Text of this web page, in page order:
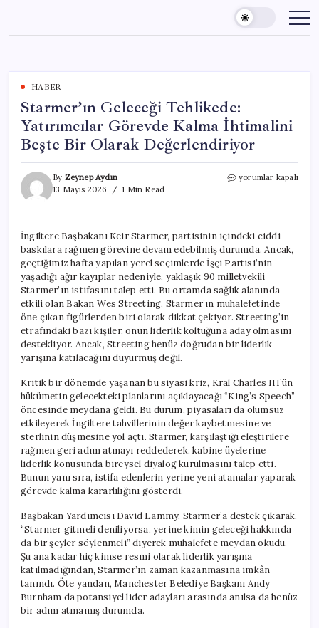
content
HABER
Starmer’ın Geleceği Tehlikede:
Yatırımcılar Görevde Kalma İhtimalini
Beşte Bir Olarak Değerlendiriyor
By Zeynep Aydın
13 Mayıs 2026
1 Min Read
Starmer’ın
Kalma
İhtimalini
Beşte
Bir
Olarak
Değerlendiriyor
için
yorumlar kapalı
İngiltere Başbakanı Keir Starmer, partisinin içindeki ciddi
baskılara rağmen görevine devam edebilmiş durumda. Ancak,
geçtiğimiz hafta yapılan yerel seçimlerde İşçi Partisi’nin
yaşadığı ağır kayıplar nedeniyle, yaklaşık 90 milletvekili
Starmer’ın istifasını talep etti. Bu ortamda sağlık alanında
etkili olan Bakan Wes Streeting, Starmer’ın muhalefetinde
öne çıkan figürlerden biri olarak dikkat çekiyor. Streeting’in
etrafındaki bazı kişiler, onun liderlik koltuğuna aday olmasını
destekliyor. Ancak, Streeting henüz doğrudan bir liderlik
yarışına katılacağını duyurmuş değil.
Kritik bir dönemde yaşanan bu siyasi kriz, Kral Charles III’ün
hükümetin gelecekteki planlarını açıklayacağı “King’s Speech”
öncesinde meydana geldi. Bu durum, piyasaları da olumsuz
etkileyerek İngiltere tahvillerinin değer kaybetmesine ve
sterlinin düşmesine yol açtı. Starmer, karşılaştığı eleştirilere
rağmen geri adım atmayı reddederek, kabine üyelerine
liderlik konusunda bireysel diyalog kurulmasını talep etti.
Bunun yanı sıra, istifa edenlerin yerine yeni atamalar yaparak
görevde kalma kararlılığını gösterdi.
Başbakan Yardımcısı David Lammy, Starmer’a destek çıkarak,
“Starmer gitmeli deniliyorsa, yerine kimin geleceği hakkında
da bir şeyler söylenmeli” diyerek muhalefete meydan okudu.
Şu ana kadar hiç kimse resmi olarak liderlik yarışına
katılmadığından, Starmer’ın zaman kazanmasına imkân
tanındı. Öte yandan, Manchester Belediye Başkanı Andy
Burnham da potansiyel lider adayları arasında anılsa da henüz
bir adım atmamış durumda.